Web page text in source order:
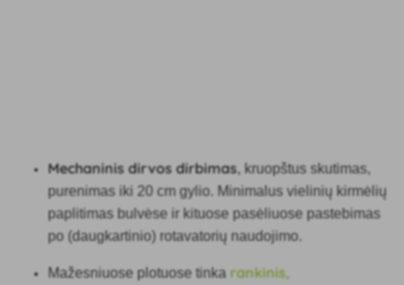
Mechaninis dirvos dirbimas, kruopštus skutimas,
purenimas iki 20 cm gylio. Minimalus vielinių kirmėlių
paplitimas bulvėse ir kituose pasėliuose pastebimas
po (daugkartinio) rotavatorių naudojimo.
Mažesniuose plotuose tinkarankinis,